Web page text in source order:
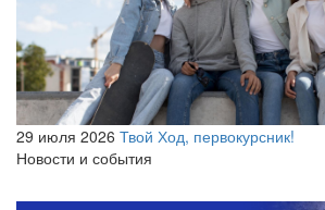
29 июля 2026 Твой Ход, первокурсник!
Новости и события